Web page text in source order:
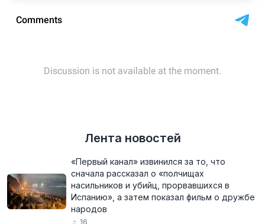
Лента новостей
«Первый канал» извинился за то, что
сначала рассказал о «полчищах
насильников и убийц, прорвавшихся в
Испанию», а затем показал фильм о дружбе
народов
16